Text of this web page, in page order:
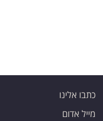
אחרינו:
כתבו אלינו
מייל אדום